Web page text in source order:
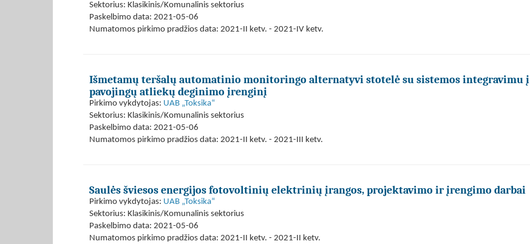
Sektorius: Klasikinis/Komunalinis sektorius
Paskelbimo data: 2021-05-06
Numatomos pirkimo pradžios data: 2021-II ketv. - 2021-IV ketv.
Išmetamų teršalų automatinio monitoringo alternatyvi stotelė su sistemos integravimu į
pavojingų atliekų deginimo įrenginį
Pirkimo vykdytojas: UAB „Toksika“
Sektorius: Klasikinis/Komunalinis sektorius
Paskelbimo data: 2021-05-06
Numatomos pirkimo pradžios data: 2021-II ketv. - 2021-III ketv.
Saulės šviesos energijos fotovoltinių elektrinių įrangos, projektavimo ir įrengimo darbai
Pirkimo vykdytojas: UAB „Toksika“
Sektorius: Klasikinis/Komunalinis sektorius
Paskelbimo data: 2021-05-06
Numatomos pirkimo pradžios data: 2021-II ketv. - 2021-II ketv.